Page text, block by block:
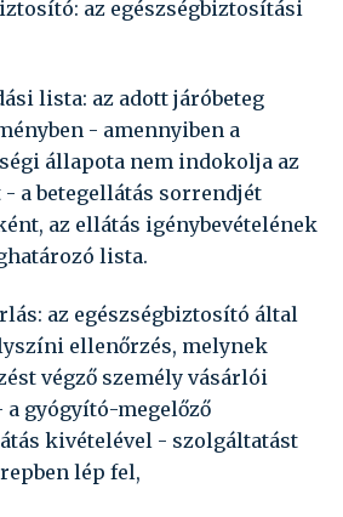
az egészségbiztosítási
lista: az adott járóbeteg
- amennyiben a
állapota nem indokolja az
a betegellátás sorrendjét
az ellátás igénybevételének
lista.
az egészségbiztosító által
ellenőrzés, melynek
végző személy vásárlói
a gyógyító-megelőző
kivételével - szolgáltatást
lép fel,